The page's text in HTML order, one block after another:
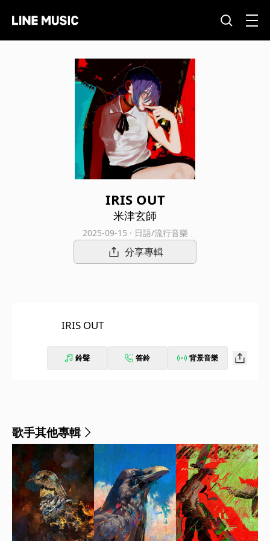
IRIS OUT
米津玄師
2025-09-15 · 日語/流行音樂
分享專輯
IRIS OUT
鈴聲 答鈴 背景音樂
歌手其他專輯